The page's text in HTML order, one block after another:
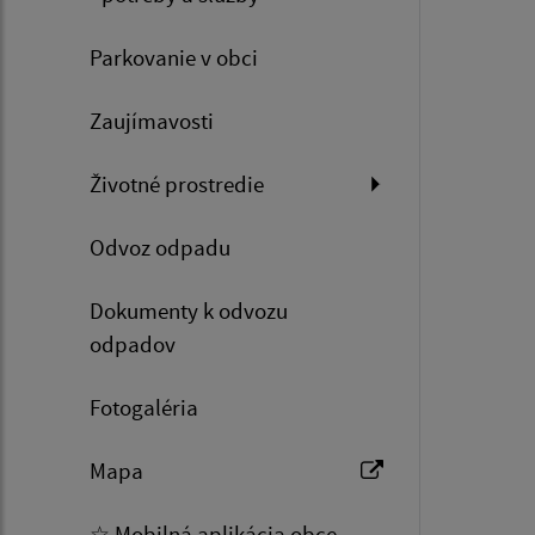
Parkovanie v obci
Zaujímavosti
Životné prostredie
Odvoz odpadu
Dokumenty k odvozu
odpadov
Fotogaléria
Mapa